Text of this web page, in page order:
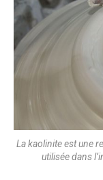
La kaolinite est une
utilisée dans